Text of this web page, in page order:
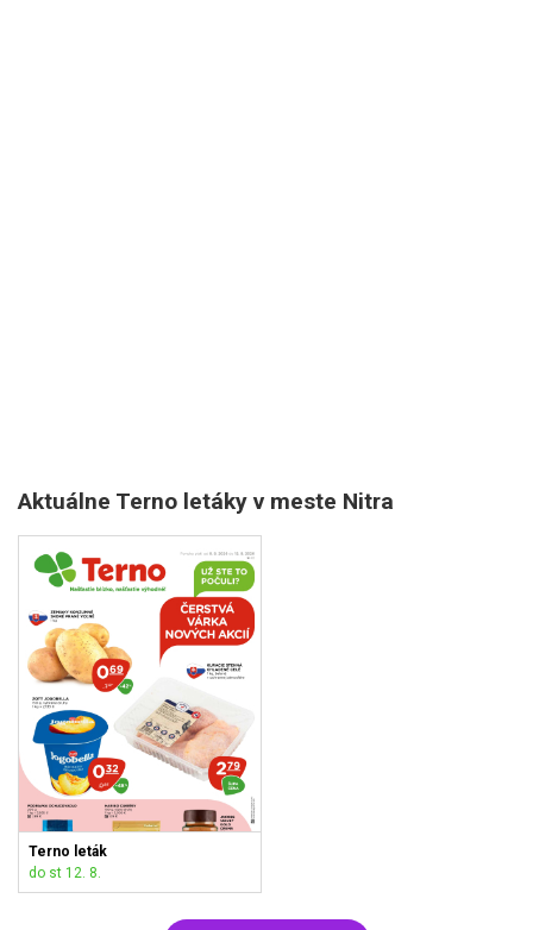
Aktuálne Terno letáky v meste Nitra
Terno leták
do st 12. 8.